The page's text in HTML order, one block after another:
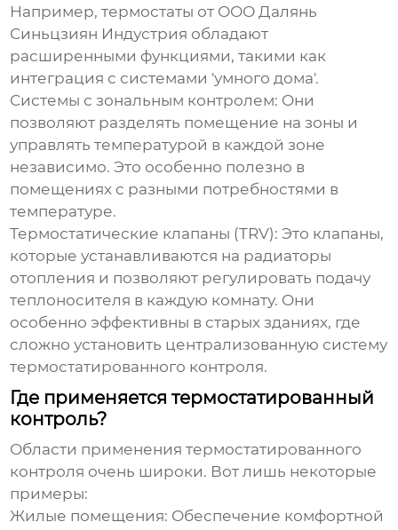
Например, термостаты от ООО Далянь
Синьцзиян Индустрия обладают
расширенными функциями, такими как
интеграция с системами 'умного дома'.
Системы с зональным контролем: Они
позволяют разделять помещение на зоны и
управлять температурой в каждой зоне
независимо. Это особенно полезно в
помещениях с разными потребностями в
температуре.
Термостатические клапаны (TRV): Это клапаны,
которые устанавливаются на радиаторы
отопления и позволяют регулировать подачу
теплоносителя в каждую комнату. Они
особенно эффективны в старых зданиях, где
сложно установить централизованную систему
термостатированного контроля.
Где применяется термостатированный
контроль?
Области применениятермостатированного
контроля очень широки. Вот лишь некоторые
примеры:
Жилые помещения: Обеспечение комфортной